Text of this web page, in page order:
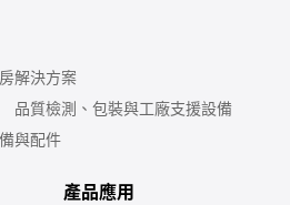
解決方案
品質檢測、包裝與工廠支援設備
與配件
產品應用